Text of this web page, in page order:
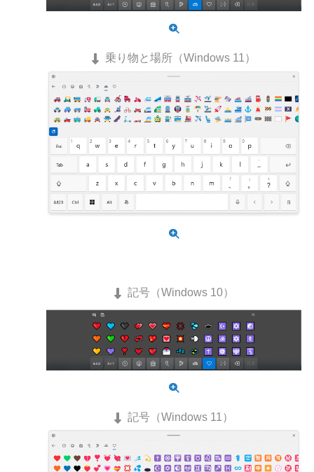
乗り物と場所（Windows 11）
記号（Windows 10）
記号（Windows 11）